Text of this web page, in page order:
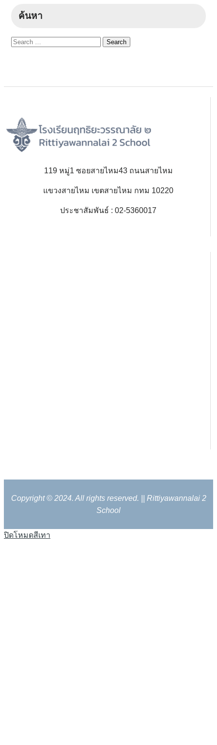
ค้นหา
Search
119 หมู่1 ซอยสายไหม43 ถนนสายไหม
แขวงสายไหม เขตสายไหม กทม 10220
ประชาสัมพันธ์ : 02-5360017
Copyright © 2024. All rights reserved. || Rittiyawannalai 2
School
ปิดโหมดสีเทา